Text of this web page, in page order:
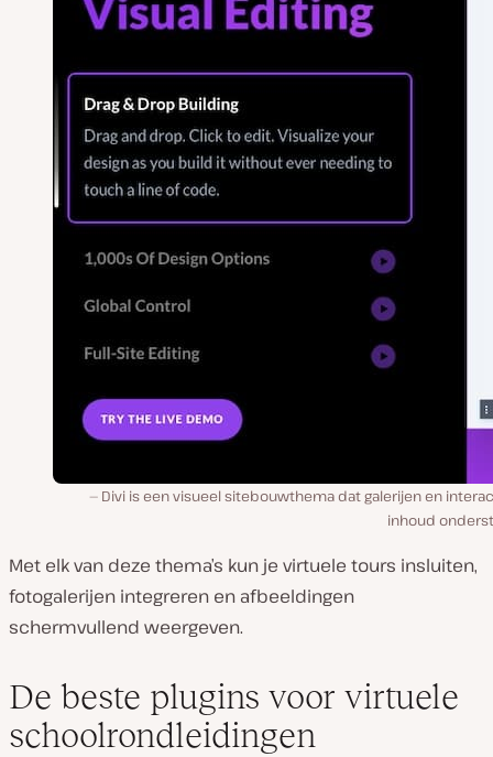
Divi is een visueel sitebouwthema dat galerijen en
inhoud
Met elk van deze thema’s kun je virtuele tours insluiten,
fotogalerijen integreren en afbeeldingen
schermvullend weergeven.
De beste plugins voor virtuele
schoolrondleidingen